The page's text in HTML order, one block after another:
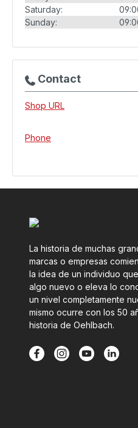
Saturday:
Sunday:
Contact
Shop URL
Phone
La historia de muchas
marcas o empresas
la idea de un individuo
algo nuevo o eleva lo
un nivel completamente
mismo ocurre con los 50
historia de Oehlbach.